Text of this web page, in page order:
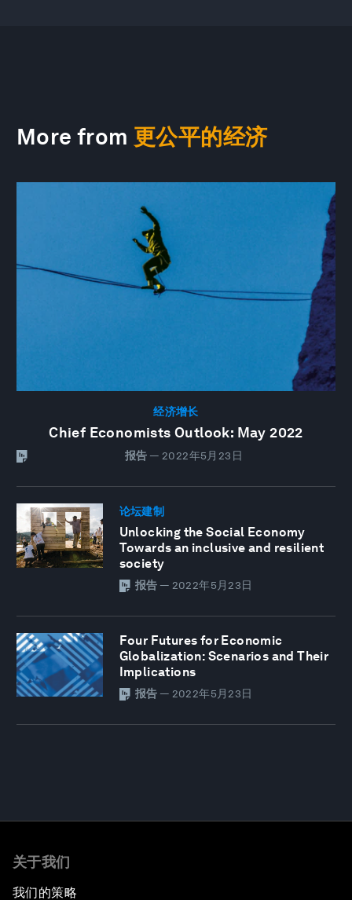
More from 更公平的经济
经济增长
Chief Economists Outlook: May 2022
报告 — 2022年5月23日
论坛建制
Unlocking the Social Economy
Towards an inclusive and resilient
society
报告 — 2022年5月23日
Four Futures for Economic
Globalization: Scenarios and Their
Implications
报告 — 2022年5月23日
关于我们
我们的策略